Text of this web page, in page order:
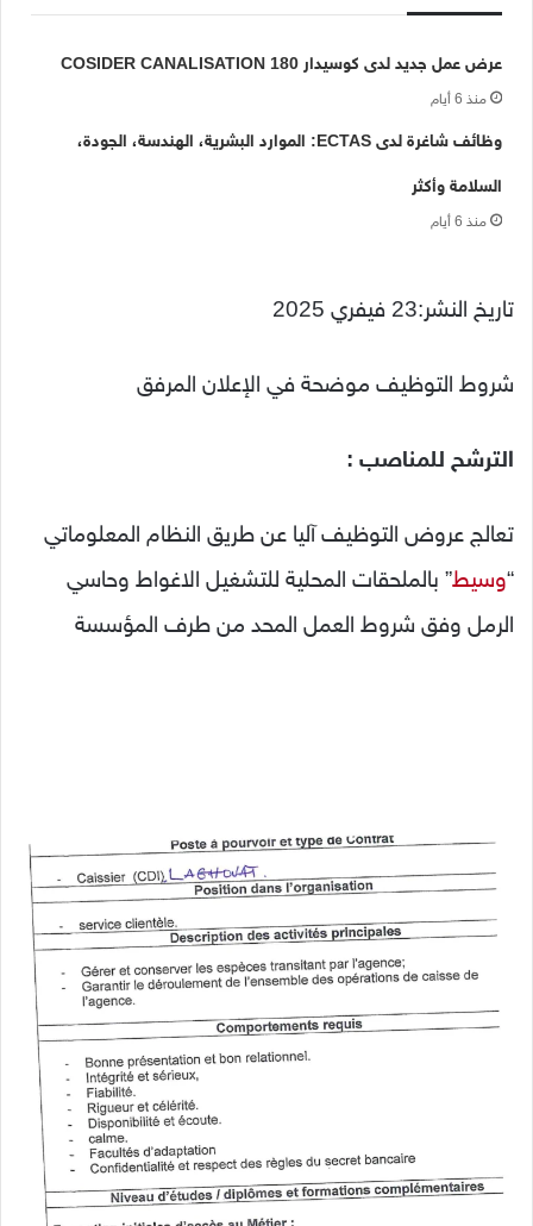
عرض عمل جديد لدى كوسيدار COSIDER CANALISATION 180
منذ 6 أيام
وظائف شاغرة لدى ECTAS: الموارد البشرية، الهندسة، الجودة،
السلامة وأكثر
منذ 6 أيام
تاريخ النشر:23 فيفري 2025
شروط التوظيف موضحة في الإعلان المرفق
الترشح للمناصب :
تعالج عروض التوظيف آليا عن طريق النظام المعلوماتي
“وسيط” بالملحقات المحلية للتشغيل الاغواط وحاسي
الرمل وفق شروط العمل المحد من طرف المؤسسة